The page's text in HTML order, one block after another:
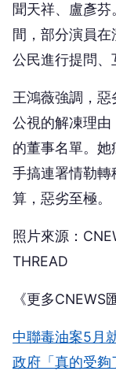
聞天祥、盧彥
間，部分演員
公民進行提問、
王鴻薇強調，
公視的解凍理由
的董事名單。
手搞連署情勒
算，惡劣至極。
照片來源：
THREAD
《更多CNEWS
中聯毒油案5月
政府「真的受夠